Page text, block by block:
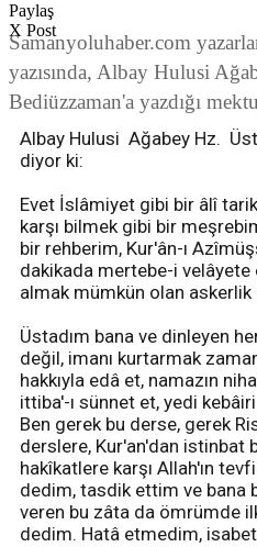
Paylaş
X Post
Samanyoluhaber.com
yazısında, Albay Hulusi
Bediüzzaman'a yazdığı
Albay Hulusi Ağabey Hz.
diyor ki:
Evet İslâmiyet gibi bir âlî
karşı bilmek gibi bir
bir rehberim, Kur'ân-ı
dakikada mertebe-i
almak mümkün olan
Üstadım bana ve dinleyen
değil, imanı kurtarmak
hakkıyla edâ et, namazın
ittiba'-ı sünnet et, yedi
Ben gerek bu derse, gerek
derslere, Kur'an'dan istinbat
hakîkatlere karşı Allah'ın
dedim, tasdik ettim ve bana
veren bu zâta da ömrümde
dedim. Hatâ etmedim,